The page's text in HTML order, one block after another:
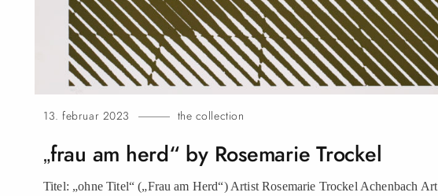
13. februar 2023 the collection
„frau am herd“ by Rosemarie Trockel
Titel: „ohne Titel“ („Frau am Herd“) Artist Rosemarie Trockel Achenbach Art